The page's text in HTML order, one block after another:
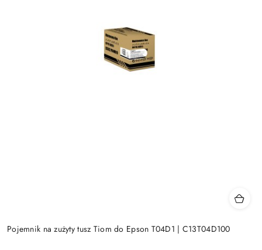
Pojemnik na zużyty tusz Tiom do Epson T04D1 | C13T04D100